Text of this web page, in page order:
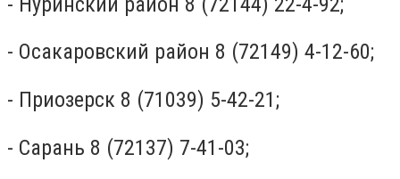
- Осакаровский район 8 (72149) 4-12-60;
- Приозерск 8 (71039) 5-42-21;
- Сарань 8 (72137) 7-41-03;